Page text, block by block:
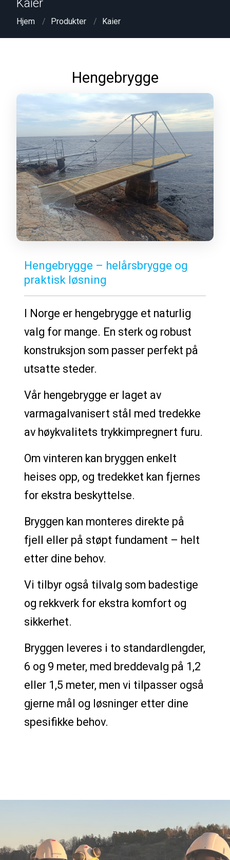
Kaier
Hjem Produkter Kaier
Hengebrygge
Hengebrygge – helårsbrygge og
praktisk løsning
I Norge er hengebrygge et naturlig
valg for mange. En sterk og robust
konstruksjon som passer perfekt på
utsatte steder.
Vår hengebrygge er laget av
varmagalvanisert stål med tredekke
av høykvalitets trykkimpregnert furu.
Om vinteren kan bryggen enkelt
heises opp, og tredekket kan fjernes
for ekstra beskyttelse.
Bryggen kan monteres direkte på
fjell eller på støpt fundament – helt
etter dine behov.
Vi tilbyr også tilvalg som badestige
og rekkverk for ekstra komfort og
sikkerhet.
Bryggen leveres i to standardlengder,
6 og 9 meter, med breddevalg på 1,2
eller 1,5 meter, men vi tilpasser også
gjerne mål og løsninger etter dine
spesifikke behov.